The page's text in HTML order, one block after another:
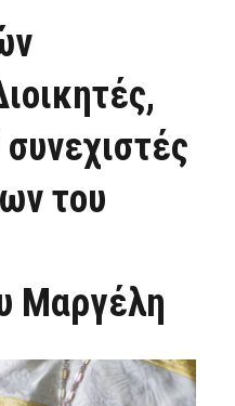
του
Μαργέλη